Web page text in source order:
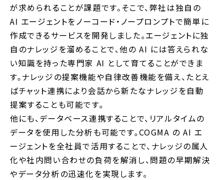
が求められることが課題です。そこで、弊社は独自の
AI エージェントをノーコード・ノープロンプトで簡単に
作成できるサービスを開発しました。エージェントに独
自のナレッジを溜めることで、他の AI には答えられな
い知識を持った専門家 AI として育てることができま
す。ナレッジの提案機能や自律改善機能を備え、たとえ
ばチャット連携により会話から新たなナレッジを自動
提案することも可能です。
他にも、データベース連携することで、リアルタイムの
データを使用した分析も可能です。COGMA の AI エ
ージェントを全社員で活用することで、ナレッジの属人
化や社内問い合わせの負荷を解消し、問題の早期解決
やデータ分析の迅速化を実現します。